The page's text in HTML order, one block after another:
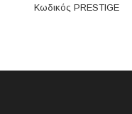
Κωδικός PRESTIGE